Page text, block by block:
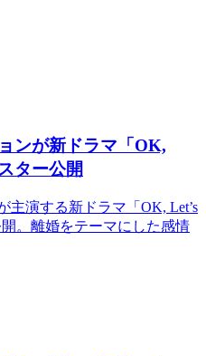
ンが新ドラマ「OK,
ター公開
主演する新ドラマ「OK, Let’s
。離婚をテーマにした感情